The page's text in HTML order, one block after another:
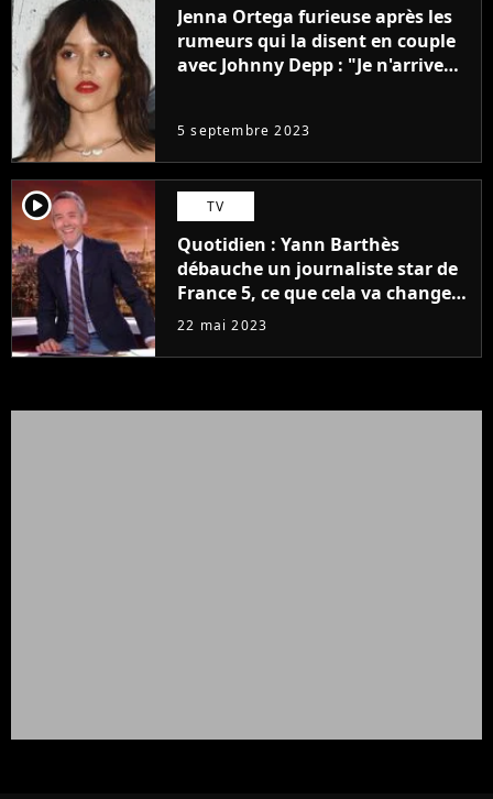
Jenna Ortega furieuse après les
rumeurs qui la disent en couple
avec Johnny Depp : "Je n'arrive
5 septembre 2023
player2 TV
Quotidien : Yann Barthès
débauche un journaliste star de
France 5, ce que cela va changer
à la rentrée
22 mai 2023